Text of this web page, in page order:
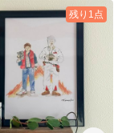
残り1点